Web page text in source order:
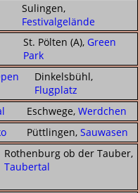
Sulingen,
Festivalgelände
St. Pölten (A), Green
Park
Dinkelsbühl,
Flugplatz
Eschwege, Werdchen
Püttlingen, Sauwasen
Rothenburg ob der Tauber,
Taubertal